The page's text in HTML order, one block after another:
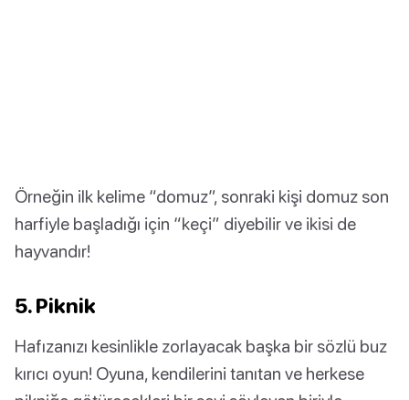
Örneğin ilk kelime “domuz”, sonraki kişi domuz son
harfiyle başladığı için “keçi” diyebilir ve ikisi de
hayvandır!
5. Piknik
Hafızanızı kesinlikle zorlayacak başka bir sözlü buz
kırıcı oyun! Oyuna, kendilerini tanıtan ve herkese